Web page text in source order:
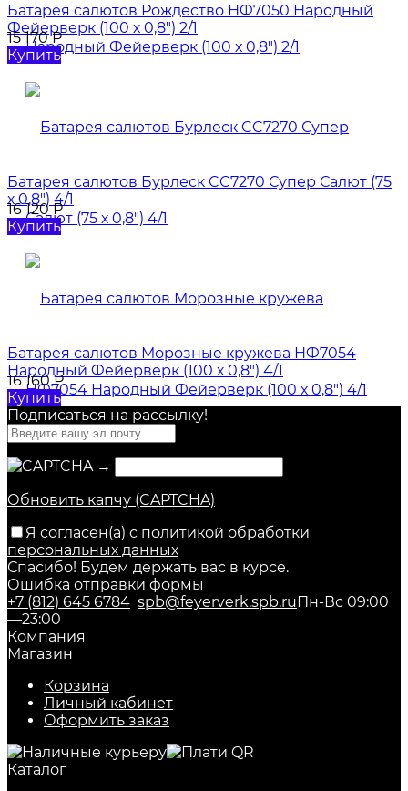
Батарея салютов Рождество НФ7050 Народный
Фейерверк (100 х 0,8") 2/1
15 170Р
Купить
Батарея салютов Бурлеск CC7270 Супер Салют (75
х 0,8") 4/1
16 120Р
Купить
Батарея салютов Морозные кружева НФ7054
Народный Фейерверк (100 х 0,8") 4/1
16 160Р
Купить
Подписаться на рассылкy!
→
Обновить капчу (CAPTCHA)
Я согласен(a) с политикой обработки
персональных данных
Спасибо! Будем держать вас в курсе.
Ошибка отправки формы
+7 (812) 645 6784 spb@feyerverk.spb.ruПн-Вс 09:00
—23:00
Компания
Магазин
Корзина
Личный кабинет
Оформить заказ
Каталог